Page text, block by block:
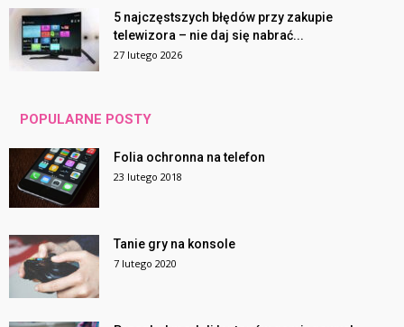
5 najczęstszych błędów przy zakupie
telewizora – nie daj się nabrać...
27 lutego 2026
POPULARNE POSTY
Folia ochronna na telefon
23 lutego 2018
Tanie gry na konsole
7 lutego 2020